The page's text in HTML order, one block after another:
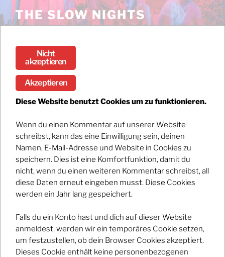
Zum
InhaltTHE SLOW NIGHTS
Stream the debut album DARK / BRIGHT now!
Backstage Club mit Kaffkönig
Registrations have closed.
Nicht
akzeptieren
Akzeptieren
Diese Website benutzt Cookies um zu funktionieren.
Wenn du einen Kommentar auf unserer Website
schreibst, kann das eine Einwilligung sein, deinen
Namen, E-Mail-Adresse und Website in Cookies zu
speichern. Dies ist eine Komfortfunktion, damit du
nicht, wenn du einen weiteren Kommentar schreibst, all
diese Daten erneut eingeben musst. Diese Cookies
werden ein Jahr lang gespeichert.
Falls du ein Konto hast und dich auf dieser Website
anmeldest, werden wir ein temporäres Cookie setzen,
um festzustellen, ob dein Browser Cookies akzeptiert.
Dieses Cookie enthält keine personenbezogenen